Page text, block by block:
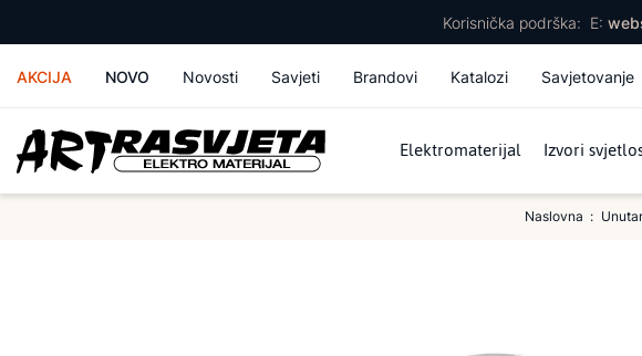
Korisnička podrška: E:
AKCIJA NOVO Novosti Savjeti Brandovi Katalozi Savjetovanje
Elektromaterijal Izvori
Naslovna